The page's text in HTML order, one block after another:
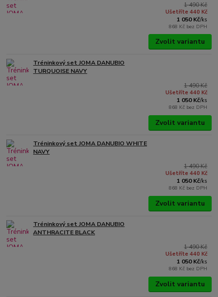
1 490 Kč
Ušetříte 440 Kč
1 050 Kč/ks
868 Kč bez DPH
Zvolit variantu
Tréninkový set JOMA DANUBIO
TURQUOISE NAVY
1 490 Kč
Ušetříte 440 Kč
1 050 Kč/ks
868 Kč bez DPH
Zvolit variantu
Tréninkový set JOMA DANUBIO WHITE
NAVY
1 490 Kč
Ušetříte 440 Kč
1 050 Kč/ks
868 Kč bez DPH
Zvolit variantu
Tréninkový set JOMA DANUBIO
ANTHRACITE BLACK
1 490 Kč
Ušetříte 440 Kč
1 050 Kč/ks
868 Kč bez DPH
Zvolit variantu